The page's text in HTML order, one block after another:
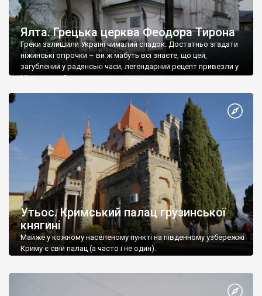
Ялта. Грецька церква Феодора Тирона
Греки залишили Україні чималий спадок. Достатньо згадати
ніжинські огірочки – ви ж мабуть всі знаєте, що цей,
загублений у радянські часи, легендарний рецепт привезли у
Ніжин греки?
Утьос. Кримський палац грузинської
княгині
Майже у кожному населеному пункті на південному узбережжі
Криму є свій палац (а часто і не один).